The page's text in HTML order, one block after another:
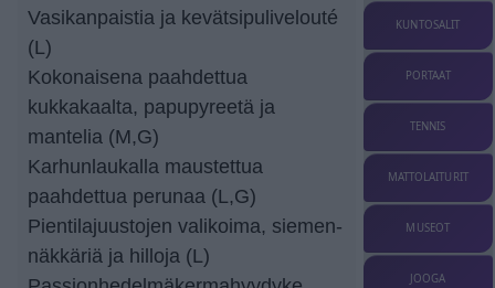
Vasikanpaistia ja kevätsipulivelouté
(L)
Kokonaisena paahdettua
kukkakaalta, papupyreetä ja
mantelia (M,G)
Karhunlaukalla maustettua
paahdettua perunaa (L,G)
Pientilajuustojen valikoima, siemen-
näkkäriä ja hilloja (L)
KUNTOSALIT
PORTAAT
TENNIS
MATTOLAITURIT
MUSEOT
JOOGA